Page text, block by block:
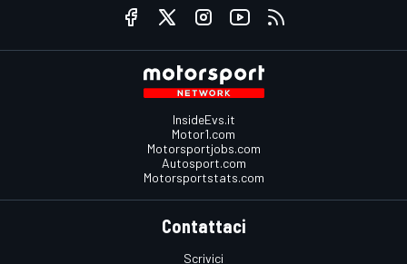
InsideEvs.it
Motor1.com
Motorsportjobs.com
Autosport.com
Motorsportstats.com
Contattaci
Scrivici